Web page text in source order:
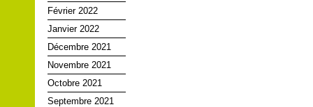
Février 2022
Janvier 2022
Décembre 2021
Novembre 2021
Octobre 2021
Septembre 2021